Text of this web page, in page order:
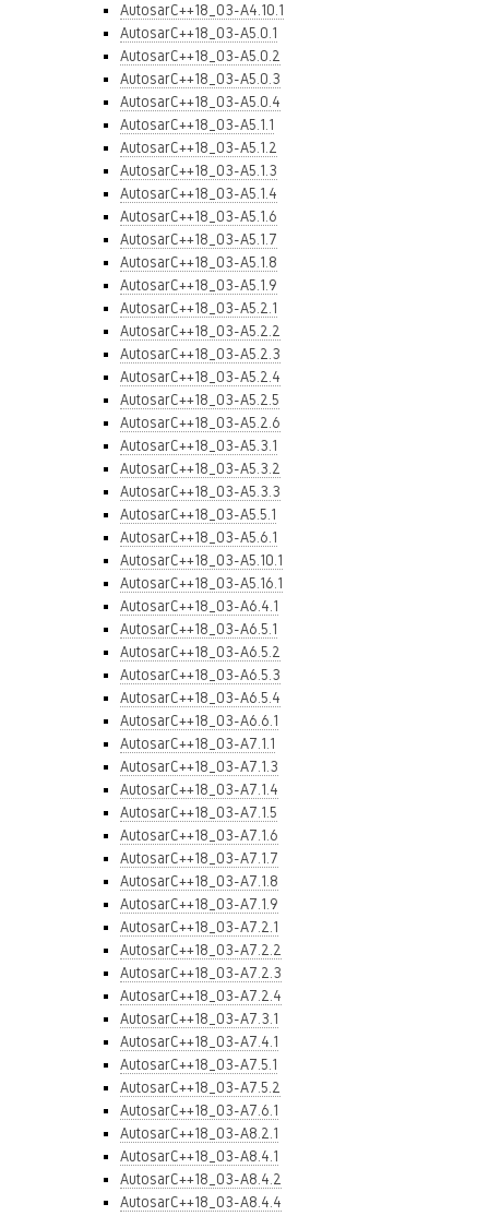
AutosarC++18_03-A4.10.1
AutosarC++18_03-A5.0.1
AutosarC++18_03-A5.0.2
AutosarC++18_03-A5.0.3
AutosarC++18_03-A5.0.4
AutosarC++18_03-A5.1.1
AutosarC++18_03-A5.1.2
AutosarC++18_03-A5.1.3
AutosarC++18_03-A5.1.4
AutosarC++18_03-A5.1.6
AutosarC++18_03-A5.1.7
AutosarC++18_03-A5.1.8
AutosarC++18_03-A5.1.9
AutosarC++18_03-A5.2.1
AutosarC++18_03-A5.2.2
AutosarC++18_03-A5.2.3
AutosarC++18_03-A5.2.4
AutosarC++18_03-A5.2.5
AutosarC++18_03-A5.2.6
AutosarC++18_03-A5.3.1
AutosarC++18_03-A5.3.2
AutosarC++18_03-A5.3.3
AutosarC++18_03-A5.5.1
AutosarC++18_03-A5.6.1
AutosarC++18_03-A5.10.1
AutosarC++18_03-A5.16.1
AutosarC++18_03-A6.4.1
AutosarC++18_03-A6.5.1
AutosarC++18_03-A6.5.2
AutosarC++18_03-A6.5.3
AutosarC++18_03-A6.5.4
AutosarC++18_03-A6.6.1
AutosarC++18_03-A7.1.1
AutosarC++18_03-A7.1.3
AutosarC++18_03-A7.1.4
AutosarC++18_03-A7.1.5
AutosarC++18_03-A7.1.6
AutosarC++18_03-A7.1.7
AutosarC++18_03-A7.1.8
AutosarC++18_03-A7.1.9
AutosarC++18_03-A7.2.1
AutosarC++18_03-A7.2.2
AutosarC++18_03-A7.2.3
AutosarC++18_03-A7.2.4
AutosarC++18_03-A7.3.1
AutosarC++18_03-A7.4.1
AutosarC++18_03-A7.5.1
AutosarC++18_03-A7.5.2
AutosarC++18_03-A7.6.1
AutosarC++18_03-A8.2.1
AutosarC++18_03-A8.4.1
AutosarC++18_03-A8.4.2
AutosarC++18_03-A8.4.4